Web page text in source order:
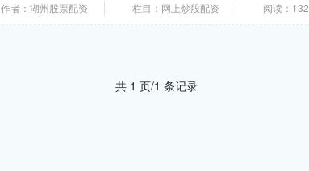
作者：湖州股票配资 栏目：网上炒股配资 阅读：132
共 1 页/1 条记录